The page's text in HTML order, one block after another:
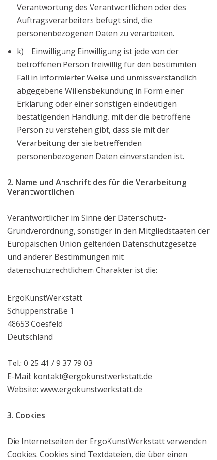
Verantwortung des Verantwortlichen oder des
Auftragsverarbeiters befugt sind, die
personenbezogenen Daten zu verarbeiten.
k) Einwilligung Einwilligung ist jede von der
betroffenen Person freiwillig für den bestimmten
Fall in informierter Weise und unmissverständlich
abgegebene Willensbekundung in Form einer
Erklärung oder einer sonstigen eindeutigen
bestätigenden Handlung, mit der die betroffene
Person zu verstehen gibt, dass sie mit der
Verarbeitung der sie betreffenden
personenbezogenen Daten einverstanden ist.
2. Name und Anschrift des für die Verarbeitung
Verantwortlichen
Verantwortlicher im Sinne der Datenschutz-
Grundverordnung, sonstiger in den Mitgliedstaaten der
Europäischen Union geltenden Datenschutzgesetze
und anderer Bestimmungen mit
datenschutzrechtlichem Charakter ist die:
ErgoKunstWerkstatt
Schüppenstraße 1
48653 Coesfeld
Deutschland
Tel.: 0 25 41 / 9 37 79 03
E-Mail: kontakt@ergokunstwerkstatt.de
Website: www.ergokunstwerkstatt.de
3. Cookies
Die Internetseiten der ErgoKunstWerkstatt verwenden
Cookies. Cookies sind Textdateien, die über einen